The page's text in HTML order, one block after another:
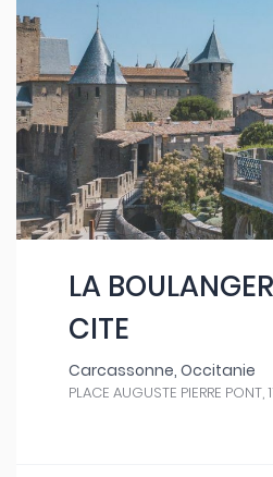
LA
CITE
Carcassonne, Occitanie
PLACE AUGUSTE PIERRE